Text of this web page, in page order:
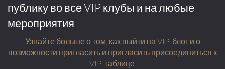
публику во все VIP клубы и на любые
мероприятия
Узнайте больше о том, как выйти на VIP-блог и о
возможности пригласить и пригласить присоединиться к
VIP-таблице.